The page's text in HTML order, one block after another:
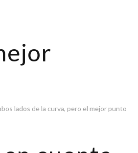
lados de la curva, pero el mejor punto